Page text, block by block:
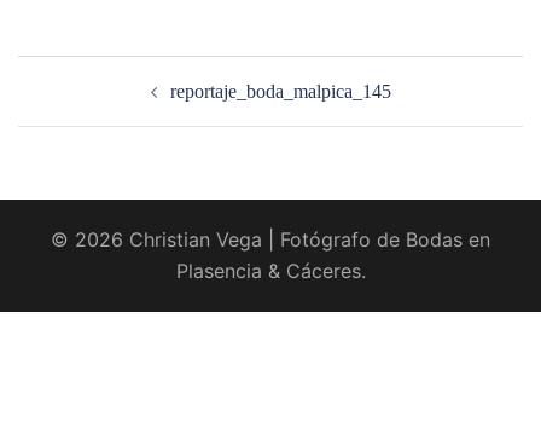
reportaje_boda_malpica_145
© 2026 Christian Vega | Fotógrafo de Bodas en
Plasencia & Cáceres.